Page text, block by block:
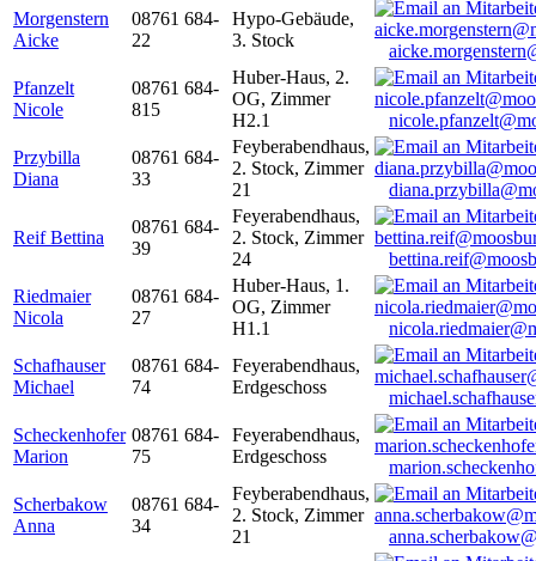
Morgenstern
Aicke
08761 684-
22
Hypo-Gebäude,
3. Stock
Pfanzelt
Nicole
08761 684-
815
Huber-Haus, 2.
OG, Zimmer
H2.1
Przybilla
Diana
08761 684-
33
Feyberabendhaus,
2. Stock, Zimmer
21
Reif Bettina
08761 684-
39
Feyerabendhaus,
2. Stock, Zimmer
24
Riedmaier
Nicola
08761 684-
27
Huber-Haus, 1.
OG, Zimmer
H1.1
Schafhauser
Michael
08761 684-
74
Feyerabendhaus,
Erdgeschoss
Scheckenhofer
Marion
08761 684-
75
Feyerabendhaus,
Erdgeschoss
Scherbakow
Anna
08761 684-
34
Feyberabendhaus,
2. Stock, Zimmer
21